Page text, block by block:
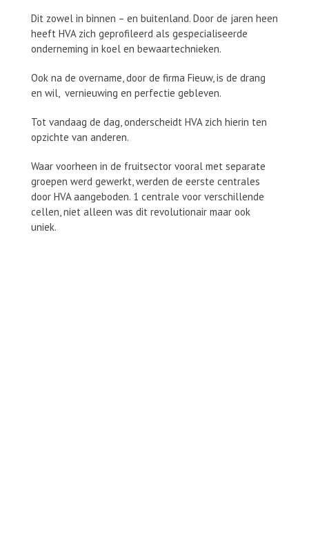
Dit zowel in binnen – en buitenland. Door de jaren heen
heeft HVA zich geprofileerd als gespecialiseerde
onderneming in koel en bewaartechnieken.
Ook na de overname, door de firma Fieuw, is de drang
en wil, vernieuwing en perfectie gebleven.
Tot vandaag de dag, onderscheidt HVA zich hierin ten
opzichte van anderen.
Waar voorheen in de fruitsector vooral met separate
groepen werd gewerkt, werden de eerste centrales
door HVA aangeboden. 1 centrale voor verschillende
cellen, niet alleen was dit revolutionair maar ook
uniek.